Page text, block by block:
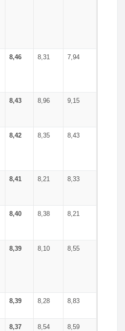
8,46 8,31 7,94
8,43 8,96 9,15
8,42 8,35 8,43
8,41 8,21 8,33
8,40 8,38 8,21
8,39 8,10 8,55
8,39 8,28 8,83
8,37 8,54 8,59